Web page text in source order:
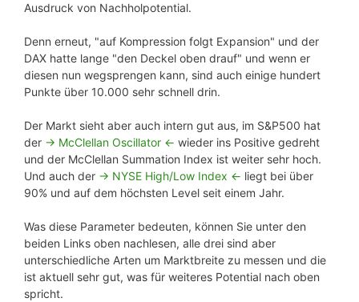
Ausdruck von Nachholpotential.
Denn erneut, "auf Kompression folgt Expansion" und der
DAX hatte lange "den Deckel oben drauf" und wenn er
diesen nun wegsprengen kann, sind auch einige hundert
Punkte über 10.000 sehr schnell drin.
Der Markt sieht aber auch intern gut aus, im S&P500 hat
der -> McClellan Oscillator <- wieder ins Positive gedreht
und der McClellan Summation Index ist weiter sehr hoch.
Und auch der -> NYSE High/Low Index <- liegt bei über
90% und auf dem höchsten Level seit einem Jahr.
Was diese Parameter bedeuten, können Sie unter den
beiden Links oben nachlesen, alle drei sind aber
unterschiedliche Arten um Marktbreite zu messen und die
ist aktuell sehr gut, was für weiteres Potential nach oben
spricht.